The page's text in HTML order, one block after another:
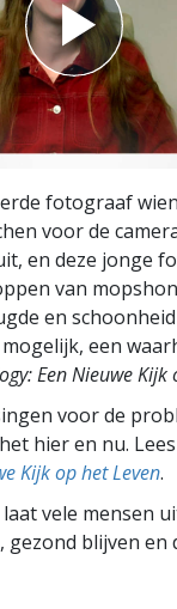
fotograaf
voor de
en deze jonge
van
en
een
Een Nieuwe Kijk
voor de
hier en nu.
Kijk op het Leven.
laat vele mensen
gezond blijven en